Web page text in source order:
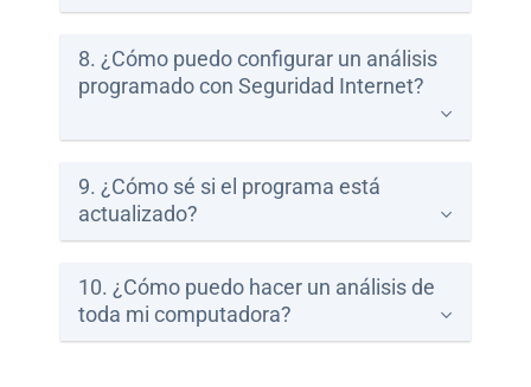
8. ¿Cómo puedo configurar un análisis
programado con Seguridad Internet?
9. ¿Cómo sé si el programa está
actualizado?
10. ¿Cómo puedo hacer un análisis de
toda mi computadora?